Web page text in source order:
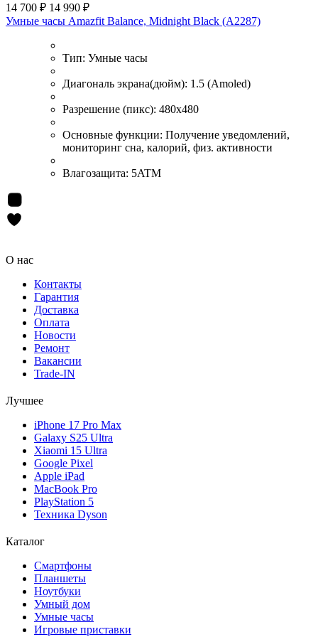
14 700 ₽ 14 990 ₽
Умные часы Amazfit Balance, Midnight Black (A2287)
Тип: Умные часы
Диагональ экрана(дюйм): 1.5 (Amoled)
Разрешение (пикс): 480х480
Основные функции: Получение уведомлений,
мониторинг сна, калорий, физ. активности
Влагозащита: 5ATM
О нас
Контакты
Гарантия
Доставка
Оплата
Новости
Ремонт
Вакансии
Trade-IN
Лучшее
iPhone 17 Pro Max
Galaxy S25 Ultra
Xiaomi 15 Ultra
Google Pixel
Apple iPad
MacBook Pro
PlayStation 5
Техника Dyson
Каталог
Смартфоны
Планшеты
Ноутбуки
Умный дом
Умные часы
Игровые приставки